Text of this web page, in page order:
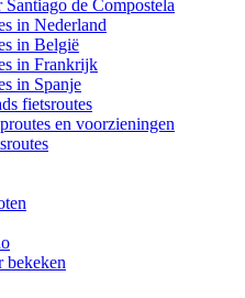
Santiago de Compostela
in Nederland
in België
in Frankrijk
in Spanje
fietsroutes
en voorzieningen
bekeken